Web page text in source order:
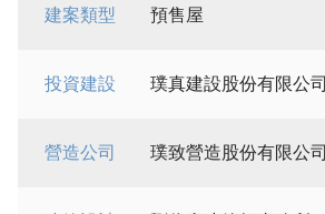
建案類型 預售屋
投資建設 璞真建設股份有限公司
營造公司 璞致營造股份有限公司